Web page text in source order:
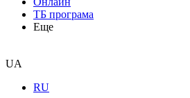
ТБ програма
Еще
UA
RU